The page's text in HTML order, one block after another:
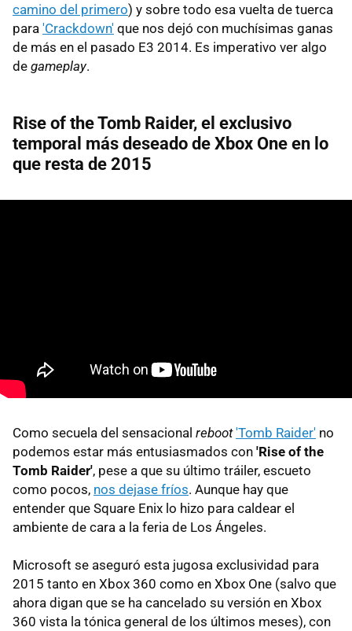
camino del primero) y sobre todo esa vuelta de tuerca
para 'Crackdown' que nos dejó con muchísimas ganas
de más en el pasado E3 2014. Es imperativo ver algo
de gameplay.
Rise of the Tomb Raider, el exclusivo
temporal más deseado de Xbox One en lo
que resta de 2015
Como secuela del sensacional reboot 'Tomb Raider' no
podemos estar más entusiasmados con 'Rise of the
Tomb Raider', pese a que su último tráiler, escueto
como pocos, nos dejase fríos. Aunque hay que
entender que Square Enix lo hizo para caldear el
ambiente de cara a la feria de Los Ángeles.
Microsoft se aseguró esta jugosa exclusividad para
2015 tanto en Xbox 360 como en Xbox One (salvo que
ahora digan que se ha cancelado su versión en Xbox
360 vista la tónica general de los últimos meses), con